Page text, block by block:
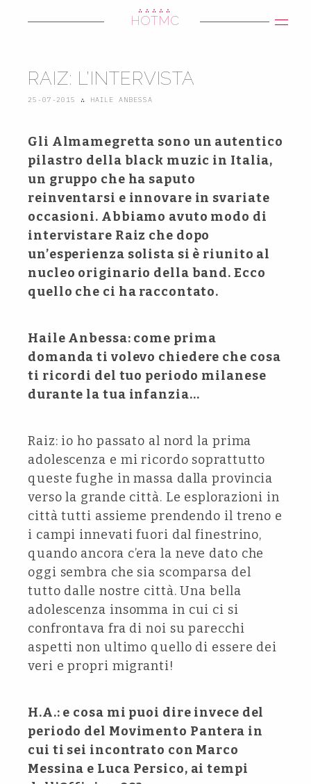
HOTMC
∴∴∴∴∴
RAIZ: L’INTERVISTA
25-07-2015 ∴ HAILE ANBESSA
Gli Almamegretta sono un autentico
pilastro della black muzic in Italia,
un gruppo che ha saputo
reinventarsi e innovare in svariate
occasioni. Abbiamo avuto modo di
intervistare Raiz che dopo
un’esperienza solista si è riunito al
nucleo originario della band. Ecco
quello che ci ha raccontato.
Haile Anbessa: come prima
domanda ti volevo chiedere che cosa
ti ricordi del tuo periodo milanese
durante la tua infanzia…
Raiz: io ho passato al nord la prima
adolescenza e mi ricordo soprattutto
queste fughe in massa dalla provincia
verso la grande città. Le esplorazioni in
città tutti assieme prendendo il treno e
i campi innevati fuori dal finestrino,
quando ancora c’era la neve dato che
oggi sembra che sia scomparsa del
tutto dalle nostre città. Una bella
adolescenza insomma in cui ci si
confrontava fra di noi su parecchi
aspetti non ultimo quello di essere dei
veri e propri migranti!
H.A.: e cosa mi puoi dire invece del
periodo del Movimento Pantera in
cui ti sei incontrato con Marco
Messina e Luca Persico, ai tempi